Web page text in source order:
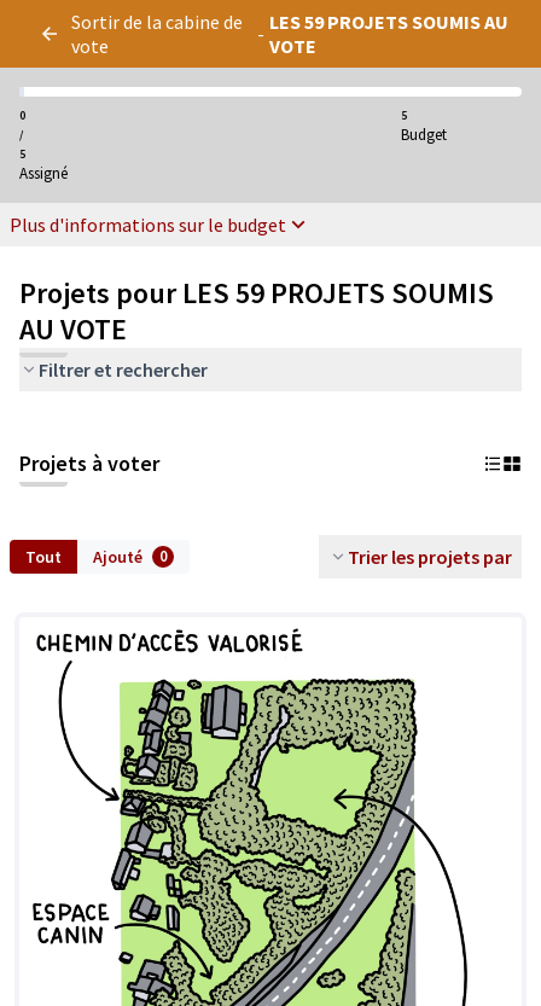
Sortir de la cabine de
vote
- LES 59 PROJETS SOUMIS AU
VOTE
0
/
5
Assigné
5
Budget
Plus d'informations sur le budget
Projets pour LES 59 PROJETS SOUMIS
AU VOTE
Filtrer et rechercher
Projets à voter
Tout Ajouté 0 Trier les projets par
Panneau de gestion des cookies